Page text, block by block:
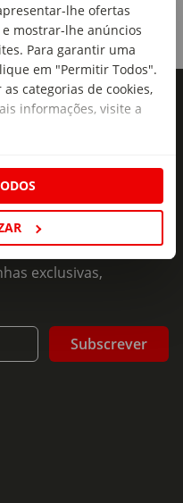
lhe ofertas
mostrar-lhe anúncios
Para garantir uma
em "Permitir Todos".
categorias de cookies,
informações, visite a
Interior: 100%
57 x 37 x 22,5cm
no
exclusivas,
Subscrever